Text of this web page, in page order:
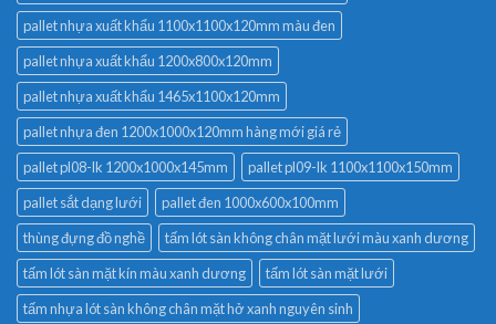
pallet nhựa xuất khẩu 1100x1100x120mm màu đen
pallet nhựa xuất khẩu 1200x800x120mm
pallet nhựa xuất khẩu 1465x1100x120mm
pallet nhựa đen 1200x1000x120mm hàng mới giá rẻ
pallet pl08-lk 1200x1000x145mm
pallet pl09-lk 1100x1100x150mm
pallet sắt dạng lưới
pallet đen 1000x600x100mm
thùng đựng đồ nghề
tấm lót sàn không chân mặt lưới màu xanh dương
tấm lót sàn mặt kín màu xanh dương
tấm lót sàn mặt lưới
tấm nhựa lót sàn không chân mặt hở xanh nguyên sinh